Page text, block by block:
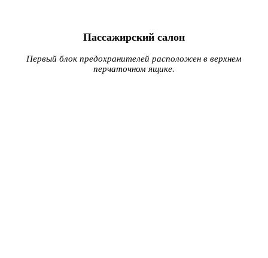
Пассажирский салон
Первый блок предохранителей расположен в верхнем
перчаточном ящике.